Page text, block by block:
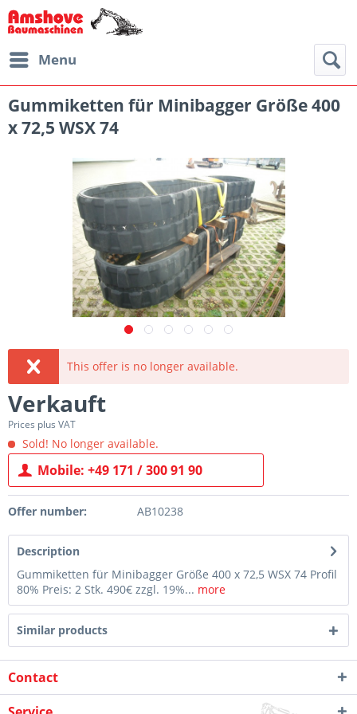
Menu
Gummiketten für Minibagger Größe 400
x 72,5 WSX 74
This offer is no longer available.
Verkauft
Prices plus VAT
Sold! No longer available.
Mobile: +49 171 / 300 91 90
Offer number: AB10238
Description
Gummiketten für Minibagger Größe 400 x 72,5 WSX 74 Profil
80% Preis: 2 Stk. 490€ zzgl. 19%... more
Similar products
Contact